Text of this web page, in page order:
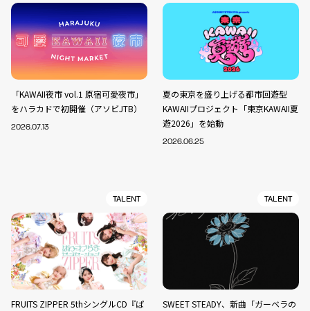
「KAWAII夜市 vol.1 原宿可愛夜市」
をハラカドで初開催（アソビJTB）
2026.07.13
夏の東京を盛り上げる都市回遊型
KAWAIIプロジェクト「東京KAWAII夏
遊2026」を始動
2026.06.25
TALENT
FRUITS ZIPPER 5thシングルCD『ぱ
TALENT
SWEET STEADY、新曲「ガーベラの